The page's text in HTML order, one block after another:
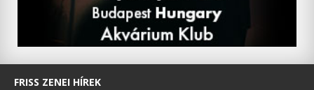
FRISS ZENEI HÍREK